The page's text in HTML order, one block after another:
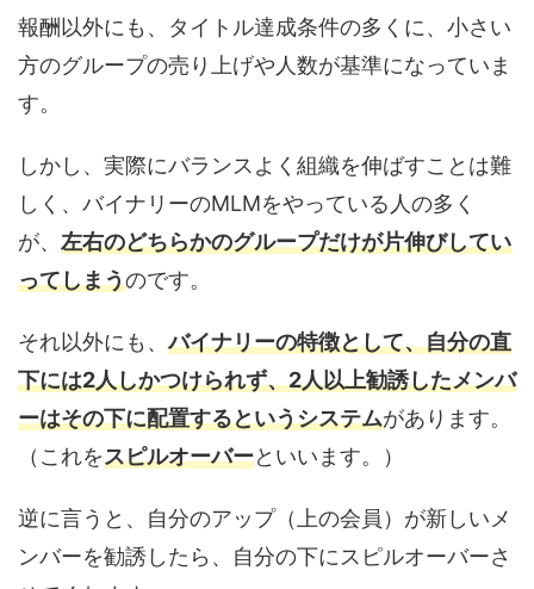
報酬以外にも、タイトル達成条件の多くに、小さい
方のグループの売り上げや人数が基準になっていま
す。
しかし、実際にバランスよく組織を伸ばすことは難
しく、バイナリーのMLMをやっている人の多く
が、 左右のどちらかのグループだけが片伸びしてい
ってしまうのです。
それ以外にも、バイナリーの特徴として、自分の直
下には2人しかつけられず、2人以上勧誘したメンバ
ーはその下に配置するというシステムがあります。
（これをスピルオーバーといいます。）
逆に言うと、自分のアップ（上の会員）が新しいメ
ンバーを勧誘したら、自分の下にスピルオーバーさ